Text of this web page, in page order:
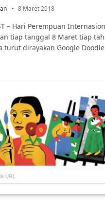
8 Maret 2018
– Hari Perempuan
tiap tanggal 8 Maret tiap
turut dirayakan Google